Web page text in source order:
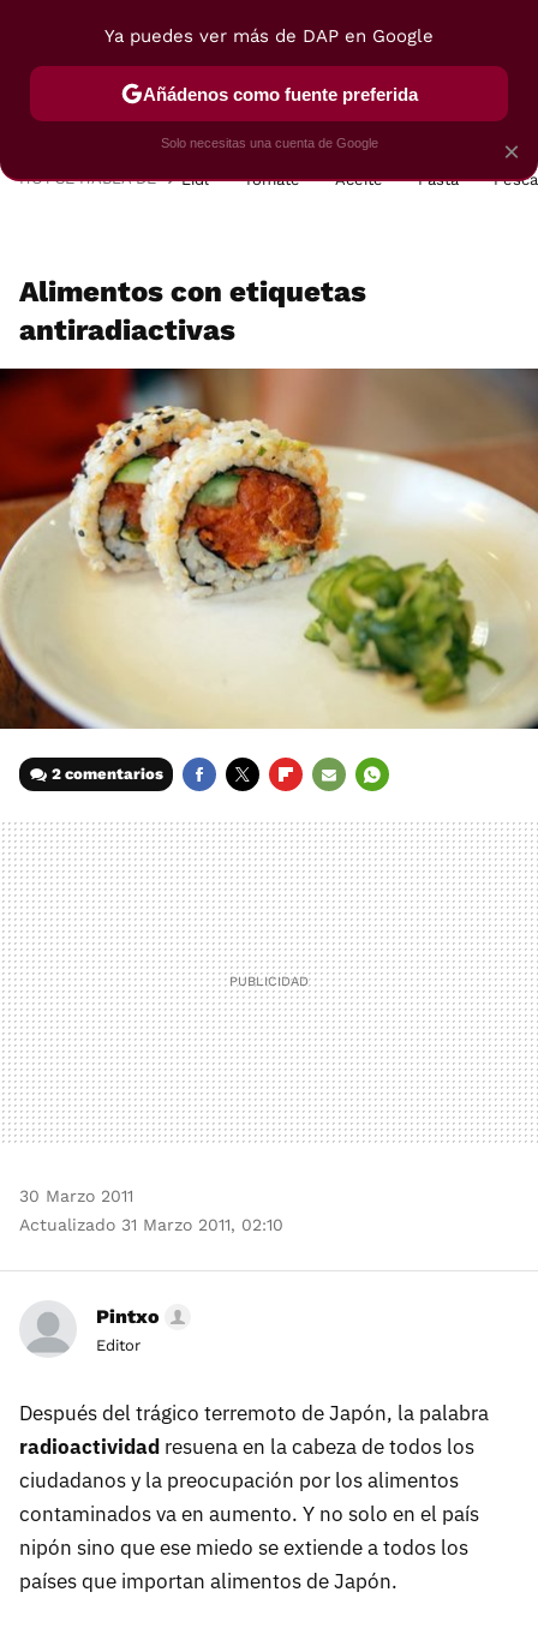
POSTRES VIAJES SELECCIÓN VEGUI
HOY SE HABLA DE Lidl Tomate Aceite Pasta
Alimentos con etiquetas
antiradiactivas
2 comentarios
MAIL
30 Marzo 2011
Actualizado 31 Marzo 2011, 02:10
Pintxo
Editor
Después del trágico terremoto de Japón, la palabra
radioactividad resuena en la cabeza de todos los
ciudadanos y la preocupación por los alimentos
contaminados va en aumento. Y no solo en el país
nipón sino que ese miedo se extiende a todos los
países que importan alimentos de Japón.
×
Ya puedes ver más de DAP en Google
Añádenos como fuente preferida
Solo necesitas una cuenta de Google